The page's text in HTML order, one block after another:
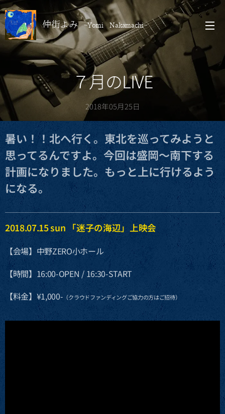
仲街よみ~Yomi Nakamachi~
７月のLIVE
2018年05月25日
暑い！！北へ行く。東北を巡ってみようと
思ってるんですよ。今回は盛岡〜南下する
計画になりました。もっと上に行けるよう
になる。
2018.07.15 sun 「迷子の海辺」上映会
【会場】中野ZERO小ホール
【時間】16:00-OPEN / 16:30-START
【料金】¥1,000- （クラウドファンディングご協力の方はご招待）